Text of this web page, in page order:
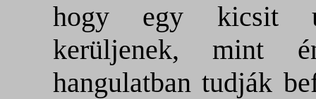
hogy egy kicsit
kerüljenek, mint
hangulatban tudják